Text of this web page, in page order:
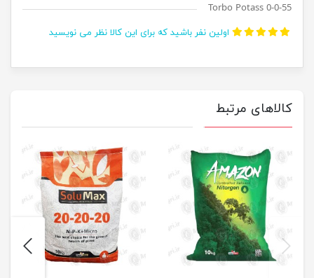
Torbo Potass 0-0-55
اولین نفر باشید که برای این کالا نظر می نویسید
کالاهای مرتبط
previus